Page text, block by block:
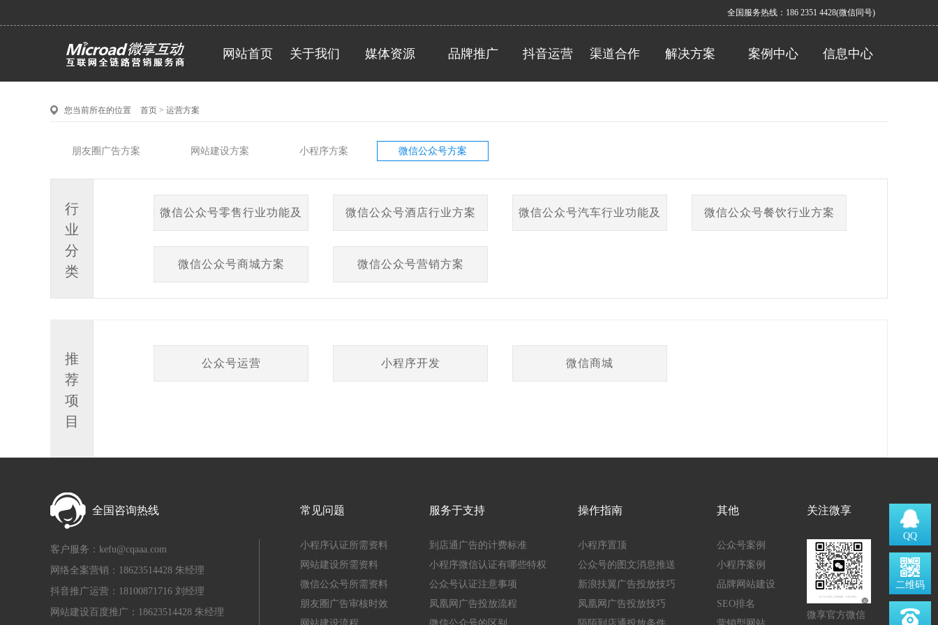
全国服务热线：186 2351 4428(微信同号)
网站首页 关于我们 媒体资源 品牌推广 抖音运营 渠道合作 解决方案 案例中心 信息中心
QQ
二维码
您当前所在的位置 首页 > 运营方案
朋友圈广告方案 网站建设方案 小程序方案 微信公众号方案
行
业
分
类
微信公众号零售行业功能及
会员系统
微信公众号酒店行业方案 微信公众号汽车行业功能及 微信公众号餐饮行业方案
微信公众号商城方案 微信公众号营销方案
推
荐
项
目
公众号运营 小程序开发 微信商城
全国咨询热线
客户服务：kefu@cqaaa.com
网络全案营销：18623514428 朱经理
抖音推广运营：18100871716 刘经理
网站建设百度推广：18623514428 朱经理
常见问题
小程序认证所需资料
网站建设所需资料
微信公众号所需资料
朋友圈广告审核时效
服务于支持
到店通广告的计费标准
小程序微信认证有哪些特权
公众号认证注意事项
凤凰网广告投放流程
操作指南
小程序置顶
公众号的图文消息推送
新浪扶翼广告投放技巧
凤凰网广告投放技巧
其他
公众号案例
小程序案例
品牌网站建设
SEO排名
关注微享
微享官方微信